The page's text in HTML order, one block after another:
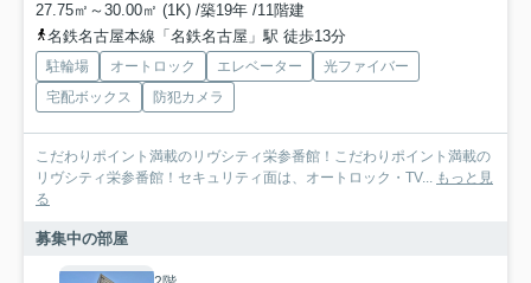
27.75㎡～30.00㎡ (1K) /築19年 /11階建
名鉄名古屋本線「名鉄名古屋」駅 徒歩13分
駐輪場 オートロック エレベーター
光ファイバー
宅配ボックス
防犯カメラ
こだわりポイント満載のリヴシティ栄参番館！こだわりポイント満載の
リヴシティ栄参番館！セキュリティ面は、オートロック・TV... もっと見
る
募集中の部屋